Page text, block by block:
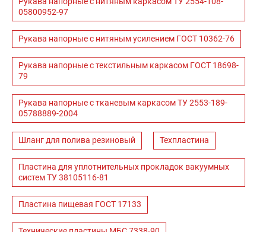
05800952-97
Рукава напорные с нитяным усилением ГОСТ 10362-76
Рукава напорные с текстильным каркасом ГОСТ 18698-
79
Рукава напорные с тканевым каркасом ТУ 2553-189-
05788889-2004
Шланг для полива резиновый Техпластина
Пластина для уплотнительных прокладок вакуумных
систем ТУ 38105116-81
Пластина пищевая ГОСТ 17133